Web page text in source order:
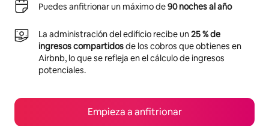
Puedes anfitrionar un máximo de90 noches al año
La administración del edificio recibe un25 % de
ingresos compartidosde los cobros que obtienes en
Airbnb, lo que se refleja en el cálculo de ingresos
potenciales.
Empieza a anfitrionar